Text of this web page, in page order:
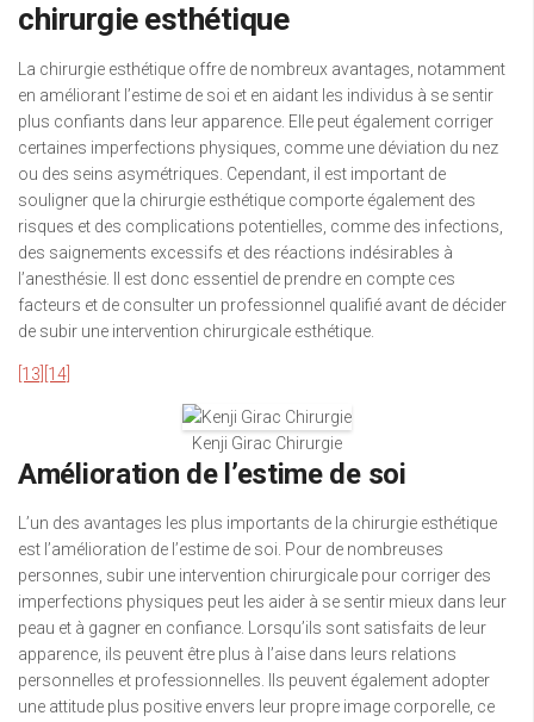
chirurgie esthétique
La chirurgie esthétique offre de nombreux avantages, notamment
en améliorant l’estime de soi et en aidant les individus à se sentir
plus confiants dans leur apparence. Elle peut également corriger
certaines imperfections physiques, comme une déviation du nez
ou des seins asymétriques. Cependant, il est important de
souligner que la chirurgie esthétique comporte également des
risques et des complications potentielles, comme des infections,
des saignements excessifs et des réactions indésirables à
l’anesthésie. Il est donc essentiel de prendre en compte ces
facteurs et de consulter un professionnel qualifié avant de décider
de subir une intervention chirurgicale esthétique.
[13] [14]
Kenji Girac Chirurgie
Amélioration de l’estime de soi
L’un des avantages les plus importants de la chirurgie esthétique
est l’amélioration de l’estime de soi. Pour de nombreuses
personnes, subir une intervention chirurgicale pour corriger des
imperfections physiques peut les aider à se sentir mieux dans leur
peau et à gagner en confiance. Lorsqu’ils sont satisfaits de leur
apparence, ils peuvent être plus à l’aise dans leurs relations
personnelles et professionnelles. Ils peuvent également adopter
une attitude plus positive envers leur propre image corporelle, ce